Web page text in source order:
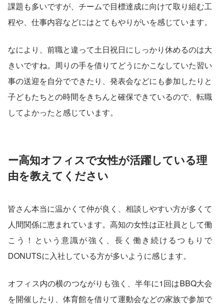
課題も多いですが、チームで目標達成に向けて取り組む工
程や、仕事内容などにはとてもやりがいを感じています。
なにより、前職と違って土日祝日にしっかり休めるのは大
きいですね。周りの手を借りてどうにかこなしていた習い
事の送迎を自分でできたり、発表会などにも参加したりと
子どもたちとの時間をきちんと確保できているので、転職
してよかったと感じています。
ー高知オフィスで女性が活躍している理
由を教えてください
皆さん本当に温かくて仲が良く、相談しやすい方が多くて
人間関係に恵まれています。高知の女性は正社員として働
こう！という意識が強く、長く働き続けるつもりで
DONUTSに入社している方が多いように感じます。
オフィス内の横のつながりも強く、半年に1回はBBQ大会
を開催したり、体育館を借りて運動会などの家族で参加で